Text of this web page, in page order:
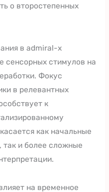
о второстепенных
в admiral-x
сенсорных стимулов на
Фокус
в релевантных
к
как начальные
так и более сложные
на временное